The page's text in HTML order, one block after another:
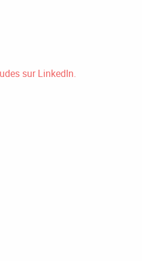
sur LinkedIn.